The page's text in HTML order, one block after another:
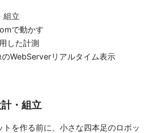
組立
で動かす
した計測
のWebServerリアルタイム表示
計・組立
トを作る前に、小さな四本足のロボッ